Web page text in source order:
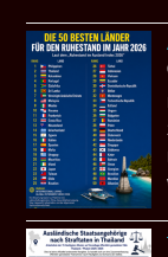
Tote
einem
Pub
Bangkok